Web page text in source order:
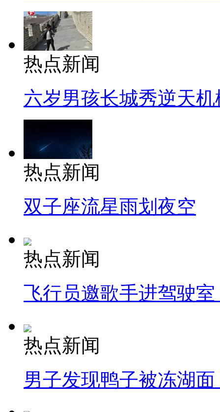
热点新闻
六岁男孩长城秀逆天机
热点新闻
双子座流星雨划夜空
热点新闻
飞行员邀歌手进驾驶
热点新闻
男子发现鸭子被冻湖